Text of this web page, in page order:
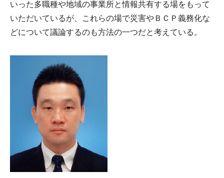
いった多職種や地域の事業所と情報共有する場をもって
いただいているが、これらの場で災害やＢＣＰ義務化な
どについて議論するのも方法の一つだと考えている。